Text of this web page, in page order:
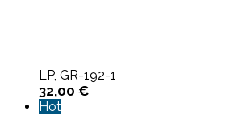
LP, GR-192-1
32,00 €
Hot